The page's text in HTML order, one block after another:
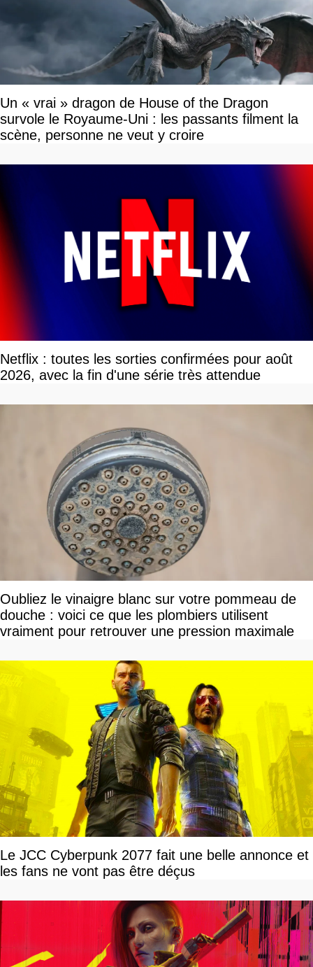
Un « vrai » dragon de House of the Dragon
survole le Royaume-Uni : les passants filment la
scène, personne ne veut y croire
Netflix : toutes les sorties confirmées pour août
2026, avec la fin d'une série très attendue
Oubliez le vinaigre blanc sur votre pommeau de
douche : voici ce que les plombiers utilisent
vraiment pour retrouver une pression maximale
Le JCC Cyberpunk 2077 fait une belle annonce et
les fans ne vont pas être déçus